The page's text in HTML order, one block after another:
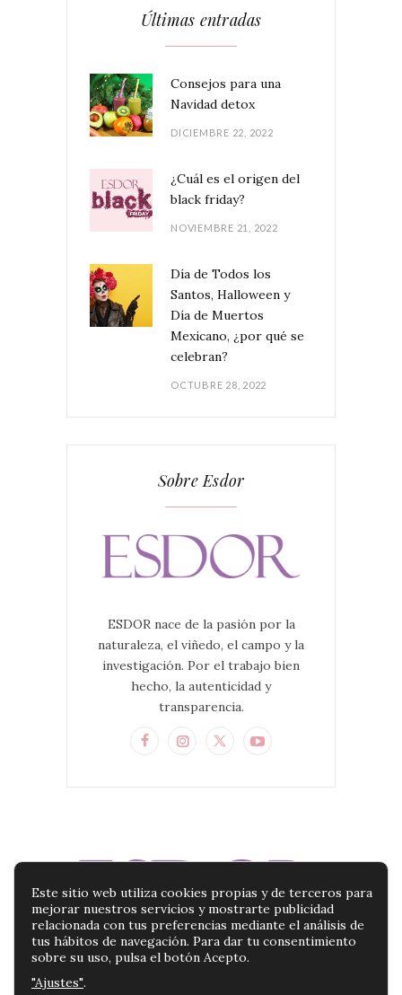
Últimas entradas
Consejos para una
Navidad detox
DICIEMBRE 22, 2022
¿Cuál es el origen del
black friday?
NOVIEMBRE 21, 2022
Día de Todos los
Santos, Halloween y
Día de Muertos
Mexicano, ¿por qué se
celebran?
OCTUBRE 28, 2022
Sobre Esdor
ESDOR nace de la pasión por la
naturaleza, el viñedo, el campo y la
investigación. Por el trabajo bien
hecho, la autenticidad y
transparencia.
BLOG ESDOR | TU BLOG DE PRODUCTOS DE
Este sitio web utiliza cookies propias y de terceros para
mejorar nuestros servicios y mostrarte publicidad
relacionada con tus preferencias mediante el análisis de
tus hábitos de navegación. Para dar tu consentimiento
sobre su uso, pulsa el botón Acepto.
"Ajustes".